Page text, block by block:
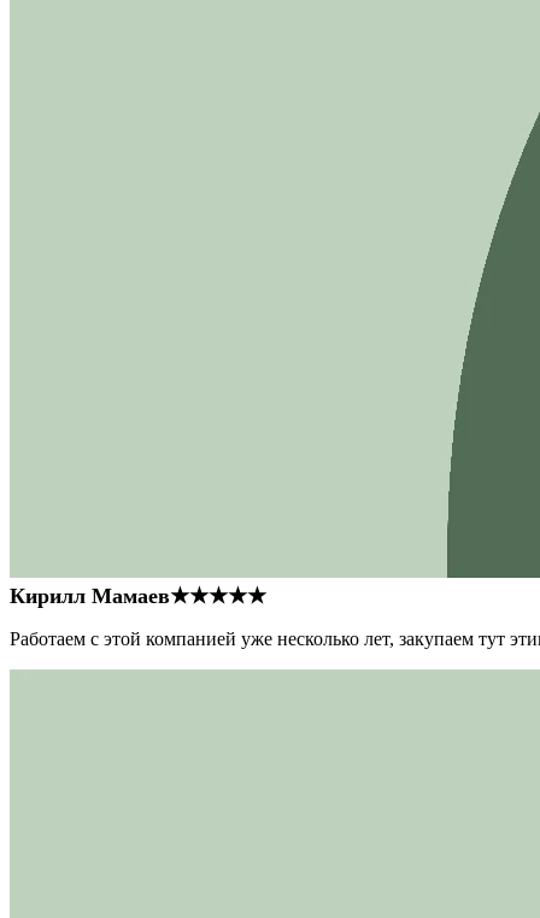
Кирилл Мамаев★★★★★
Работаем с этой компанией уже несколько лет, закупаем тут